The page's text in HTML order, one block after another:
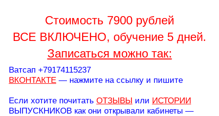
Стоимость 7900 рублей
ВСЕ ВКЛЮЧЕНО, обучение 5 дней.
Записаться можно так:
Ватсап +79174115237
ВКОНТАКТЕ— нажмите на ссылку и пишите
Если хотите почитать ОТЗЫВЫ или ИСТОРИИ
ВЫПУСКНИКОВ как они открывали кабинеты —